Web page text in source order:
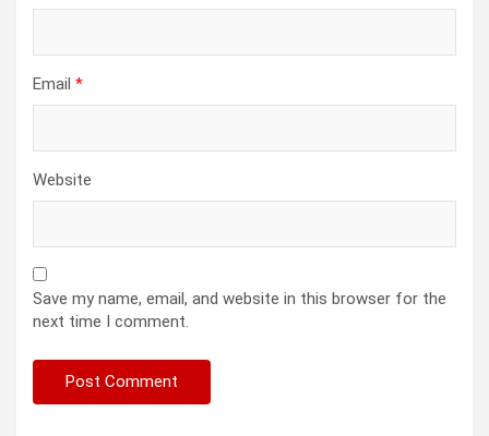
Email *
Website
Save my name, email, and website in this browser for the
next time I comment.